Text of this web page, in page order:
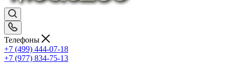
Телефоны
+7 (499) 444-07-18
+7 (977) 834-75-13